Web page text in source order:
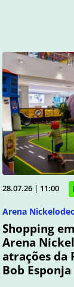
28.07.26 | 11:00
Arena
Shopping
Arena
atrações da
Bob